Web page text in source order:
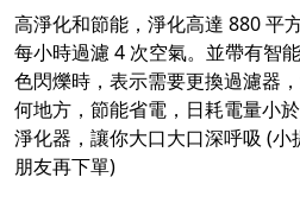
高淨化和節能，淨化高達 880 平
每小時過濾 4 次空氣。並帶有智
色閃爍時，表示需要更換過濾器
何地方，節能省電，日耗電量小
淨化器，讓你大口大口深呼吸 (
朋友再下單)